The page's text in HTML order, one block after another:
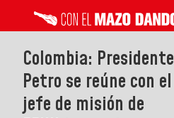
Colombia: Presidente
Petro se reúne con el
jefe de misión de